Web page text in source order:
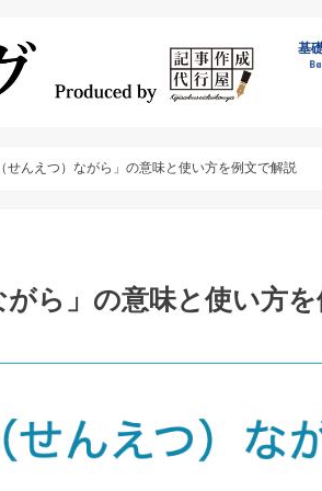
基
せんえつ）ながら」の意味と使い方を例文で解説
がら」の意味と使い方